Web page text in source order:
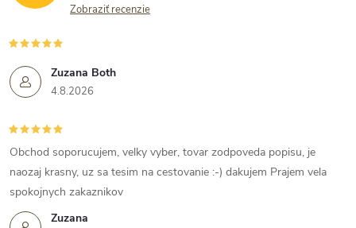
Zobraziť recenzie
Zuzana Both
4.8.2026
Zuzana
Obchod soporucujem, velky vyber, tovar zodpoveda popisu, je
naozaj krasny, uz sa tesim na cestovanie :-) dakujem Prajem vela
spokojnych zakaznikov